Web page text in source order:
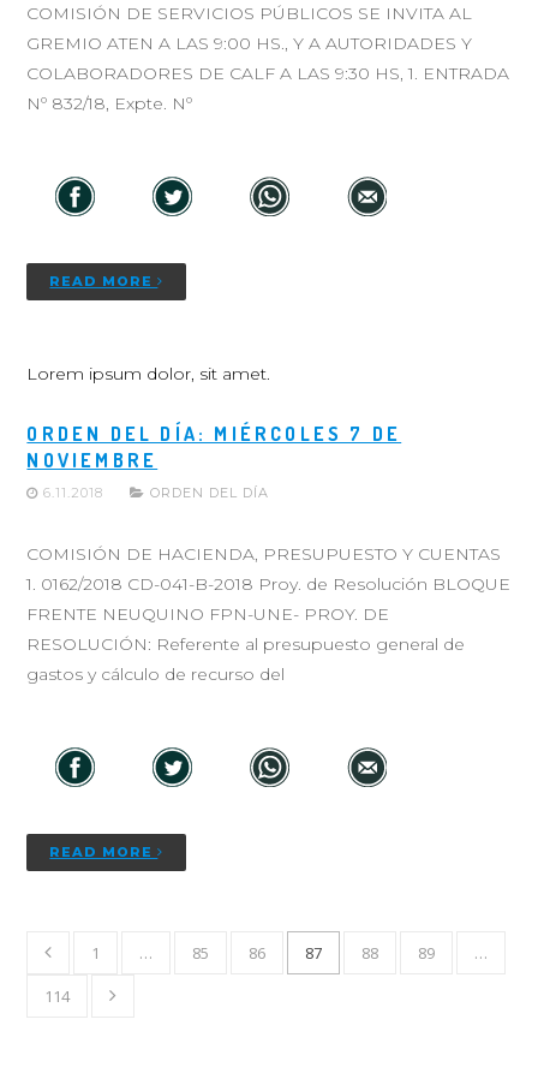
COMISIÓN DE SERVICIOS PÚBLICOS SE INVITA AL
GREMIO ATEN A LAS 9:00 HS., Y A AUTORIDADES Y
COLABORADORES DE CALF A LAS 9:30 HS, 1. ENTRADA
Nº 832/18, Expte. Nº
READ MORE
Lorem ipsum dolor, sit amet.
ORDEN DEL DÍA: MIÉRCOLES 7 DE
NOVIEMBRE
6.11.2018 ORDEN DEL DÍA
COMISIÓN DE HACIENDA, PRESUPUESTO Y CUENTAS
1. 0162/2018 CD-041-B-2018 Proy. de Resolución BLOQUE
FRENTE NEUQUINO FPN-UNE- PROY. DE
RESOLUCIÓN: Referente al presupuesto general de
gastos y cálculo de recurso del
READ MORE
1 … 85 86 87 88 89
…
114